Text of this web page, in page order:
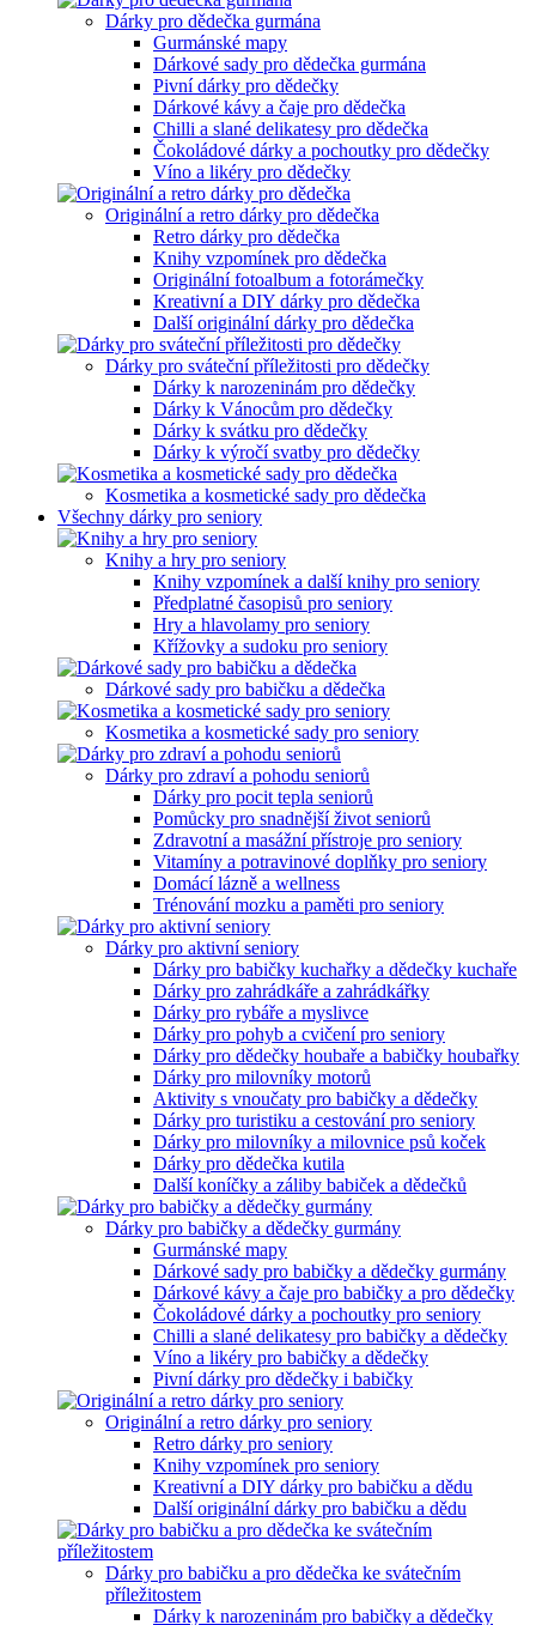
Dárky pro dědečka gurmána
Gurmánské mapy
Dárkové sady pro dědečka gurmána
Pivní dárky pro dědečky
Dárkové kávy a čaje pro dědečka
Chilli a slané delikatesy pro dědečka
Čokoládové dárky a pochoutky pro dědečky
Víno a likéry pro dědečky
Originální a retro dárky pro dědečka
Retro dárky pro dědečka
Knihy vzpomínek pro dědečka
Originální fotoalbum a fotorámečky
Kreativní a DIY dárky pro dědečka
Další originální dárky pro dědečka
Dárky pro sváteční příležitosti pro dědečky
Dárky k narozeninám pro dědečky
Dárky k Vánocům pro dědečky
Dárky k svátku pro dědečky
Dárky k výročí svatby pro dědečky
Kosmetika a kosmetické sady pro dědečka
Všechny dárky pro seniory
Knihy a hry pro seniory
Knihy vzpomínek a další knihy pro seniory
Předplatné časopisů pro seniory
Hry a hlavolamy pro seniory
Křížovky a sudoku pro seniory
Dárkové sady pro babičku a dědečka
Kosmetika a kosmetické sady pro seniory
Dárky pro zdraví a pohodu seniorů
Dárky pro pocit tepla seniorů
Pomůcky pro snadnější život seniorů
Zdravotní a masážní přístroje pro seniory
Vitamíny a potravinové doplňky pro seniory
Domácí lázně a wellness
Trénování mozku a paměti pro seniory
Dárky pro aktivní seniory
Dárky pro babičky kuchařky a dědečky kuchaře
Dárky pro zahrádkáře a zahrádkářky
Dárky pro rybáře a myslivce
Dárky pro pohyb a cvičení pro seniory
Dárky pro dědečky houbaře a babičky houbařky
Dárky pro milovníky motorů
Aktivity s vnoučaty pro babičky a dědečky
Dárky pro turistiku a cestování pro seniory
Dárky pro milovníky a milovnice psů koček
Dárky pro dědečka kutila
Další koníčky a záliby babiček a dědečků
Dárky pro babičky a dědečky gurmány
Gurmánské mapy
Dárkové sady pro babičky a dědečky gurmány
Dárkové kávy a čaje pro babičky a pro dědečky
Čokoládové dárky a pochoutky pro seniory
Chilli a slané delikatesy pro babičky a dědečky
Víno a likéry pro babičky a dědečky
Pivní dárky pro dědečky i babičky
Originální a retro dárky pro seniory
Retro dárky pro seniory
Knihy vzpomínek pro seniory
Kreativní a DIY dárky pro babičku a dědu
Další originální dárky pro babičku a dědu
Dárky pro babičku a pro dědečka ke svátečním
příležitostem
Dárky k narozeninám pro babičky a dědečky